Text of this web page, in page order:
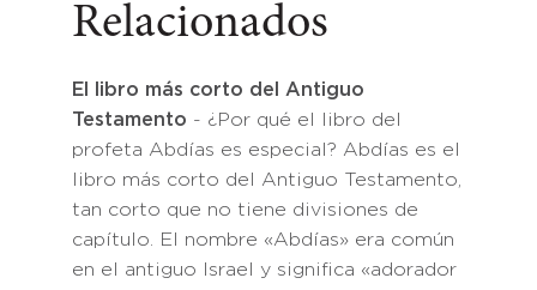
Relacionados
El libro más corto del Antiguo
Testamento - ¿Por qué el libro del
profeta Abdías es especial? Abdías es el
libro más corto del Antiguo Testamento,
tan corto que no tiene divisiones de
capítulo. El nombre «Abdías» era común
en el antiguo Israel y significa «adorador